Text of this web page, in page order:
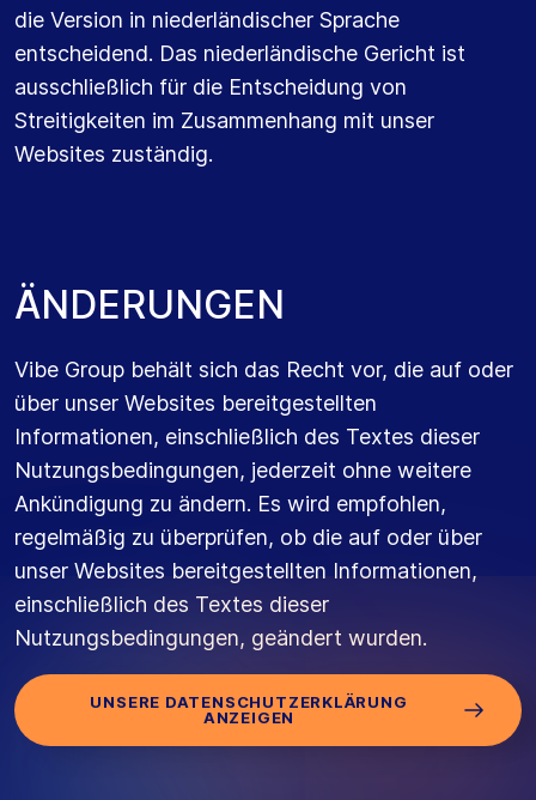
die Version in niederländischer Sprache
entscheidend. Das niederländische Gericht ist
ausschließlich für die Entscheidung von
Streitigkeiten im Zusammenhang mit unser
Websites zuständig.
ÄNDERUNGEN
Vibe Group behält sich das Recht vor, die auf oder
über unser Websites bereitgestellten
Informationen, einschließlich des Textes dieser
Nutzungsbedingungen, jederzeit ohne weitere
Ankündigung zu ändern. Es wird empfohlen,
regelmäßig zu überprüfen, ob die auf oder über
unser Websites bereitgestellten Informationen,
einschließlich des Textes dieser
Nutzungsbedingungen, geändert wurden.
UNSERE DATENSCHUTZERKLÄRUNG
ANZEIGEN